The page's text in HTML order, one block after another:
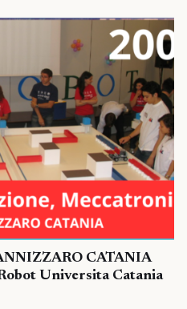
CATANIA
Universita Catania